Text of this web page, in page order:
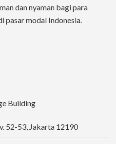
dan nyaman bagi para
pasar modal Indonesia.
Building
52-53, Jakarta 12190